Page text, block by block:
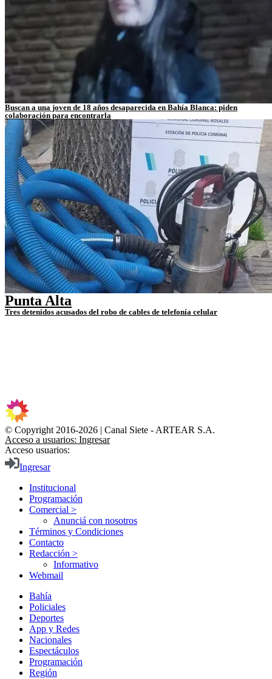
Buscan a una joven de 18 años desaparecida en Bahía Blanca: piden
colaboración para encontrarla
Punta Alta
Tres detenidos acusados del robo de cables de telefonía celular
© Copyright 2016-2026 | Canal Siete - ARTEAR S.A.
Acceso a usuarios: Ingresar
Acceso usuarios:
Ingresar
Institucional
Programación
Comercial >
Anunciá con nosotros
Términos y Condiciones
Contacto
Redacción >
Informativo
Webmail
Bahía
Policiales
Deportes
App y Redes
Nacionales
Espectáculos
Programación
Región